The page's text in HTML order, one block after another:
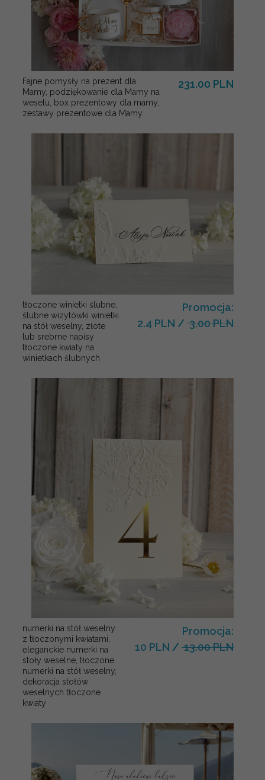
Fajne pomysły na prezent dla
Mamy, podziękowanie dla Mamy na
weselu, box prezentowy dla mamy,
zestawy prezentowe dla Mamy
231.00 PLN
tłoczone winietki ślubne,
ślubne wizytówki winietki
na stół weselny, złote
lub srebrne napisy
tłoczone kwiaty na
winietkach ślubnych
Promocja:
2.4 PLN / 3.00 PLN
numerki na stół weselny
z tłoczonymi kwiatami,
eleganckie numerki na
stoły weselne, tłoczone
numerki na stół weselny,
dekoracja stołów
weselnych tłoczone
kwiaty
Promocja:
10 PLN / 13.00 PLN